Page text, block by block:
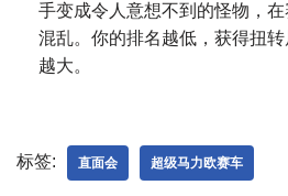
手变成令人意想不到的怪物，
混乱。你的排名越低，获得扭
越大。
标签: 直面会 超级马力欧赛车